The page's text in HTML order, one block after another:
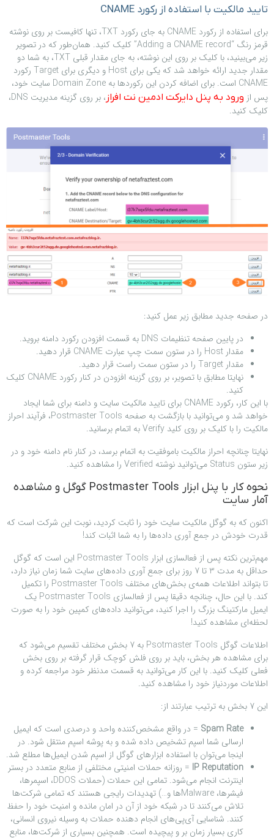
تایید مالکیت با استفاده از رکورد CNAME
برای استفاده از رکورد CNAME به جای رکورد TXT، تنها کافیست بر روی نوشته
قرمز رنگ “Adding a CNAME record” کلیک کنید. همان‌طور که در تصویر
زیر می‌بینید، با کلیک بر روی این نوشته، به جای مقدار قبلی TXT، به شما دو
مقدار جدید ارائه خواهد شد که یکی برای Host و دیگری برای Target رکورد
CNAME است. برای اضافه کردن این رکوردها به Domain Zone سایت خود،
پس از ورود به پنل دایرکت ادمین نت افراز
، بر روی گزینه مدیریت DNS،
کلیک کنید.
در صفحه جدید مطابق زیر عمل کنید:
در پایین صفحه تنظیمات DNS به قسمت افزودن رکورد دامنه بروید.
مقدار Host را در ستون سمت چپ عبارت CNAME قرار دهید.
مقدار Target را در ستون سمت راست قرار دهید.
نهایتا مطابق با تصویر، بر روی گزینه افزودن در کنار رکورد CNAME کلیک
کنید.
با این کار، رکورد CNAME برای تایید مالکیت سایت و دامنه برای شما ایجاد
خواهد شد و می‌توانید با بازگشت به صفحه Postmaster Tools، فرآیند احراز
مالکیت را با کلیک بر روی کلید Verify به اتمام برسانید.
نهایتا چنانچه احراز مالکیت باموفقیت به اتمام برسد، در کنار نام دامنه خود و در
زیر ستون Status می‌توانید نوشته Verified را مشاهده کنید.
نحوه کار با پنل ابزار Postmaster Tools گوگل و مشاهده
آمار سایت
اکنون که به گوگل مالکیت سایت خود را ثابت کردید، نوبت این شرکت است که
قدرت خودش در جمع آوری داده‌ها را به شما اثبات کند!
مهم‌ترین نکته پس از فعالسازی ابزار Postmaster Tools این است که گوگل
حداقل به مدت 3 تا 7 روز برای جمع آوری داده‌های سایت شما زمان نیاز دارد،
تا بتواند اطلاعات همه‌ی بخش‌های مختلف Postmaster Tools را تکمیل
کند. با این حال، چنانچه دقیقا پس از فعالسازی Postmaster Tools یک
ایمیل مارکتینگ بزرگ را اجرا کنید، می‌توانید داده‌های کمپین خود را به صورت
لحظه‌ای مشاهده کنید!
اطلاعات گوگل Psotmaster Tools به 7 بخش مختلف تقسیم می‌شود که
برای مشاهده‌ هر بخش، باید بر روی فلش کوچک قرار گرفته بر روی بخش
فعلی کلیک کنید. با این کار می‌توانید به قسمت مدنظر خود مراجعه کرده و
اطلاعات موردنیاز خود را مشاهده کنید.
این 7 بخش به ترتیب عبارتند از:
Spam Rate
= در واقع مشخص‌کننده واحد و درصدی است که ایمیل
ارسالی شما اسپم تشخیص داده شده و به پوشه اسپم منتقل شود. در
اینجا می‌توان با استفاده ابزارهای گوگل از اسپم شدن ایمیل‌ها مطلع شد.
IP Reputation
= روزانه حملات امنیتی مختلفی از منابع متعدد در بستر
اینترنت انجام می‌شود. تمامی این حملات (حملات DDOS، اسپمرها،
فیشرها، Malwareها و…) تهدیدات رایجی هستند که تمامی شرکت‌ها
تلاش می‌کنند تا در شبکه خود از آن در امان مانده و امنیت خود را حفظ
کنند. شناسایی آی‌پی‌های انجام دهنده حملات به وسیله نیروی انسانی،
کاری بسیار زمان بر و پیچیده است. همچنین بسیاری از شرکت‌ها، منابع